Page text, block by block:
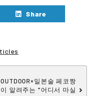
Share
OUTDOOR×일본술 페코짱
이 알려주는 "어디서 마실